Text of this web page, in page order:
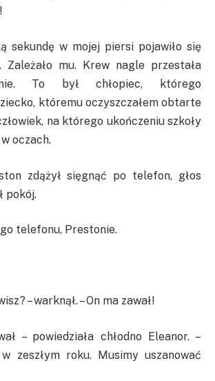
sekundę w mojej piersi pojawiło się
Zależało mu. Krew nagle przestała
To był chłopiec, którego
któremu oczyszczałem obtarte
na którego ukończeniu szkoły
oczach.
zdążył sięgnąć po telefon, głos
pokój.
telefonu, Prestonie.
– warknął. – On ma zawał!
– powiedziała chłodno Eleanor. –
zeszłym roku. Musimy uszanować